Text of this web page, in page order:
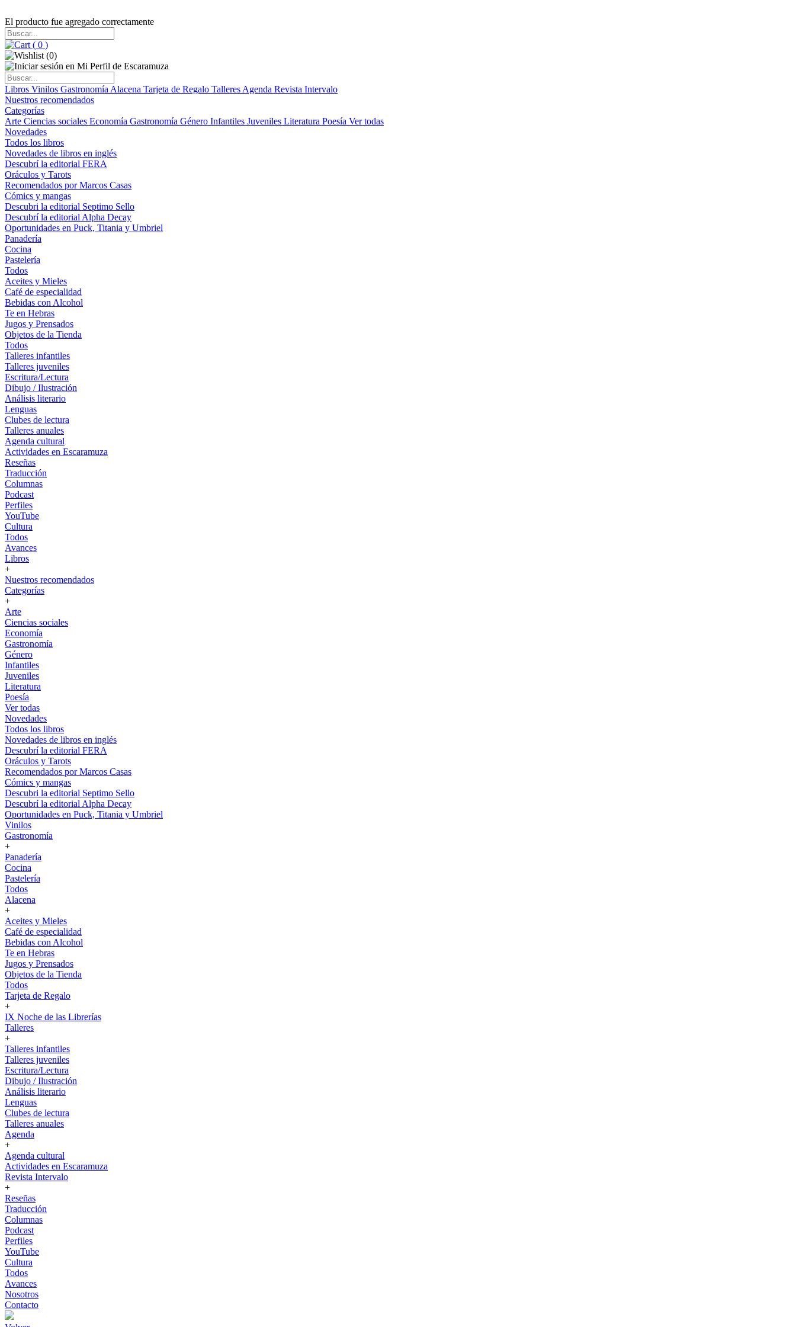
El producto fue agregado correctamente
( 0 )
(0)
Libros Vinilos Gastronomía Alacena Tarjeta de Regalo Talleres Agenda Revista Intervalo
Nuestros recomendados
Categorías
Arte Ciencias sociales Economía Gastronomía Género Infantiles Juveniles Literatura Poesía Ver todas
Novedades
Todos los libros
Novedades de libros en inglés
Descubrí la editorial FERA
Oráculos y Tarots
Recomendados por Marcos Casas
Cómics y mangas
Descubri la editorial Septimo Sello
Descubrí la editorial Alpha Decay
Oportunidades en Puck, Titania y Umbriel
Panadería
Cocina
Pastelería
Todos
Aceites y Mieles
Café de especialidad
Bebidas con Alcohol
Te en Hebras
Jugos y Prensados
Objetos de la Tienda
Todos
Talleres infantiles
Talleres juveniles
Escritura/Lectura
Dibujo / Ilustración
Análisis literario
Lenguas
Clubes de lectura
Talleres anuales
Agenda cultural
Actividades en Escaramuza
Reseñas
Traducción
Columnas
Podcast
Perfiles
YouTube
Cultura
Todos
Avances
Libros
+
Nuestros recomendados
Categorías
+
Arte
Ciencias sociales
Economía
Gastronomía
Género
Infantiles
Juveniles
Literatura
Poesía
Ver todas
Novedades
Todos los libros
Novedades de libros en inglés
Descubrí la editorial FERA
Oráculos y Tarots
Recomendados por Marcos Casas
Cómics y mangas
Descubri la editorial Septimo Sello
Descubrí la editorial Alpha Decay
Oportunidades en Puck, Titania y Umbriel
Vinilos
Gastronomía
+
Panadería
Cocina
Pastelería
Todos
Alacena
+
Aceites y Mieles
Café de especialidad
Bebidas con Alcohol
Te en Hebras
Jugos y Prensados
Objetos de la Tienda
Todos
Tarjeta de Regalo
+
IX Noche de las Librerías
Talleres
+
Talleres infantiles
Talleres juveniles
Escritura/Lectura
Dibujo / Ilustración
Análisis literario
Lenguas
Clubes de lectura
Talleres anuales
Agenda
+
Agenda cultural
Actividades en Escaramuza
Revista Intervalo
+
Reseñas
Traducción
Columnas
Podcast
Perfiles
YouTube
Cultura
Todos
Avances
Nosotros
Contacto